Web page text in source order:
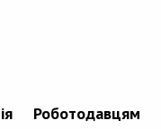
Роботодавцям